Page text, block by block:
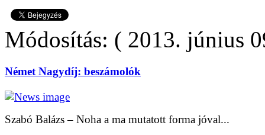
Módosítás: ( 2013. június
Német Nagydíj: beszámolók
Szabó Balázs – Noha a ma mutatott forma jóval...